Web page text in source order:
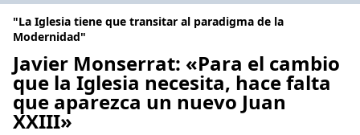
"La Iglesia tiene que transitar al paradigma de la
Modernidad"
Javier Monserrat: «Para el cambio
que la Iglesia necesita, hace falta
que aparezca un nuevo Juan
XXIII»